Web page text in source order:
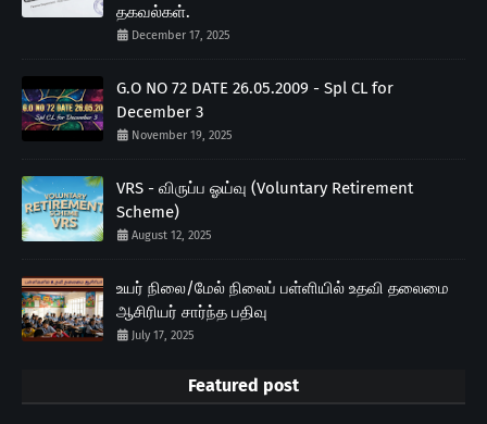
தகவல்கள்.
December 17, 2025
G.O NO 72 DATE 26.05.2009 - Spl CL for
December 3
November 19, 2025
VRS - விருப்ப ஓய்வு (Voluntary Retirement
Scheme)
August 12, 2025
உயர் நிலை/மேல் நிலைப் பள்ளியில் உதவி தலைமை
ஆசிரியர் சார்ந்த பதிவு
July 17, 2025
Featured post